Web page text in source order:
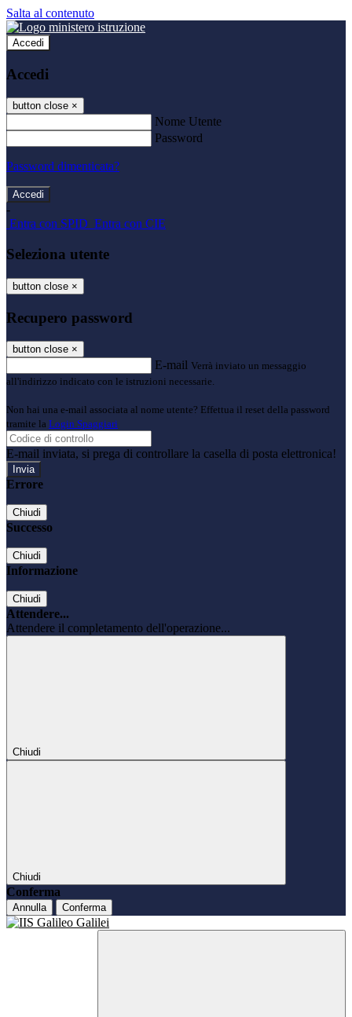
Salta al contenuto
Accedi
Accedi
button close ×
Nome Utente
Password
Password dimenticata?
-
Entra con SPID Entra con CIE
Seleziona utente
button close ×
Recupero password
button close ×
E-mail Verrà inviato un messaggio
all'indirizzo indicato con le istruzioni necessarie.
Non hai una e-mail associata al nome utente? Effettua il reset della password
tramite la Login Spaggiari
E-mail inviata, si prega di controllare la casella di posta elettronica!
Errore
Chiudi
Successo
Chiudi
Informazione
Chiudi
Attendere...
Attendere il completamento dell'operazione...
Chiudi
Chiudi
Conferma
Annulla Conferma